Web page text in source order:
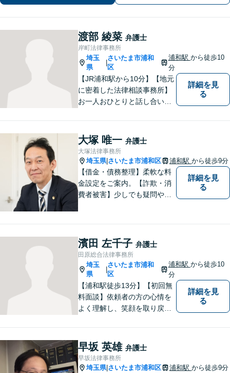
渡部 綾菜 弁護士
岸町法律事務所
埼玉
県
|
さいたま市浦和
区
浦和駅 から徒歩10
分
【JR浦和駅から10分】【地元
に密着した法律相談事務所】
お一人おひとりと話し合い、
行っております。お役に立て
ることがあれば、ぜひお手伝
いさせてください。【平日21
時まで対応可】
詳細を見
る
大塚 唯一 弁護士
大塚法律事務所
埼玉県| さいたま市浦和区 浦和駅 から徒歩9分
【借金・債務整理】柔軟な料
金設定をご案内。【詐欺・消
費者被害】少しでも疑問や不
【刑事事件】スピーディーな
接見を重視！少年事件は子ど
もたちの将来を見据えてサポ
ート。
詳細を見
る
濱田 左千子 弁護士
田原総合法律事務所
埼玉
県
|
さいたま市浦和
区
浦和駅 から徒歩10
分
【浦和駅徒歩13分】【初回無
料面談】依頼者の方の心情を
よく理解し、笑顔を取り戻す
婚・男女問題／親権／遺産・
相続／交通事故のお困りごと
はお任せください！休日・夜
間にも対応可能◎【駐車場あ
詳細を見
る
早坂 英雄 弁護士
早坂法律事務所
埼玉県| さいたま市浦和区 浦和駅 から徒歩9分